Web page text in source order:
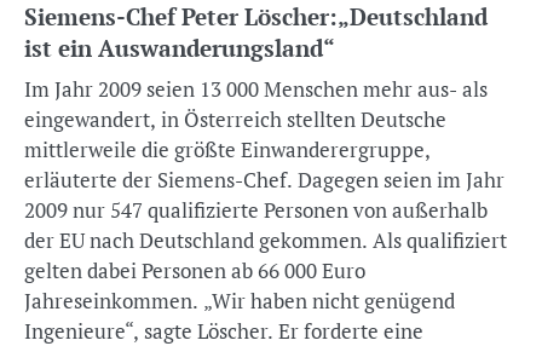
Siemens-Chef Peter Löscher:„Deutschland
ist ein Auswanderungsland“
Im Jahr 2009 seien 13 000 Menschen mehr aus- als
eingewandert, in Österreich stellten Deutsche
mittlerweile die größte Einwanderergruppe,
erläuterte der Siemens-Chef. Dagegen seien im Jahr
2009 nur 547 qualifizierte Personen von außerhalb
der EU nach Deutschland gekommen. Als qualifiziert
gelten dabei Personen ab 66 000 Euro
Jahreseinkommen. „Wir haben nicht genügend
Ingenieure“, sagte Löscher. Er forderte eine